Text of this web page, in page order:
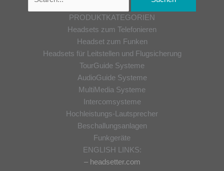
PRODUKTKATEGORIEN
Headsets zum Telefonieren
Headset zum Funken
Headsets für Leitstellen und Flugsicherung
TourGuide Systeme
AudioGuide Systeme
MultiMedia Systeme
Intercomsysteme
Hochleistungs-Lautsprecher
Beschallungsanlagen
Funkgeräte
ENGLISH LINKS:
– headsetter.com